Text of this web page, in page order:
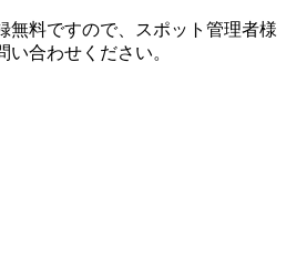
料ですので、スポット管理者様
い合わせください。